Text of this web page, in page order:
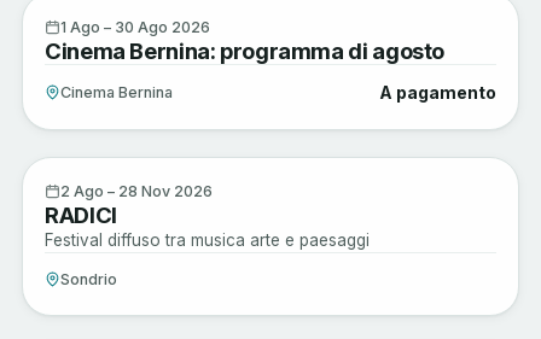
Musica e Spettacoli
1 Ago – 30 Ago 2026
Cinema Bernina: programma di agosto
Cinema Bernina A pagamento
Musica e Spettacoli
2 Ago – 28 Nov 2026
RADICI
Festival diffuso tra musica arte e paesaggi
Sondrio